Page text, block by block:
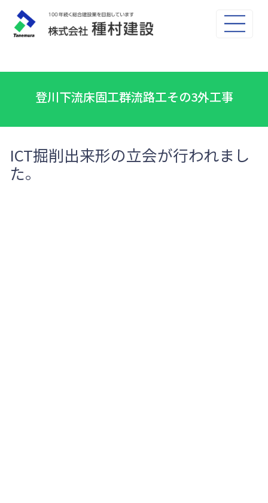
登川下流床固工群流路工その3外工事
ICT掘削出来形の立会が行われまし
た。